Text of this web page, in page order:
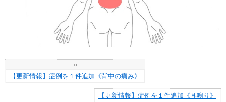
«
【更新情報】症例を１件追加《背中の痛み》
【更新情報】症例を１件追加《耳鳴り》